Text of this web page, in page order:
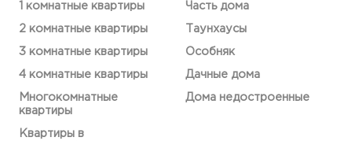
1 комнатные квартиры
2 комнатные квартиры
3 комнатные квартиры
4 комнатные квартиры
Многокомнатные
квартиры
Квартиры в
Часть дома
Таунхаусы
Особняк
Дачные дома
Дома недостроенные